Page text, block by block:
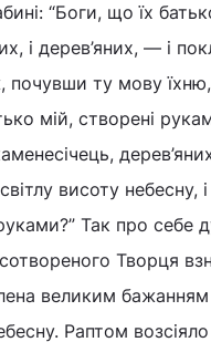
“Боги, що їх
і дерев’яних, — і
ту мову їхню,
мій, створені
висоту небесну,
Так про себе
Творця
великим
Раптом возсіяло